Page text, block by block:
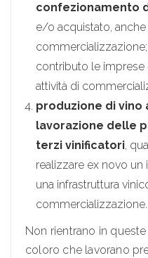
confezionamento
e/o acquistato, anche
contributo le imprese
attività di
produzione di vino
lavorazione delle
terzi vinificatori,
realizzare ex novo
una infrastruttura
commercializzazione.
Non rientrano in
coloro che lavorano